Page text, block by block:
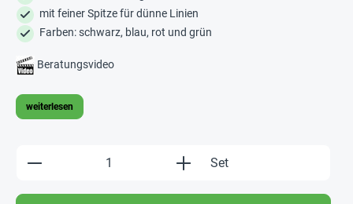
mit feiner Spitze für dünne Linien
Farben: schwarz, blau, rot und grün
Beratungsvideo
weiterlesen
Produkt Anzahl: Gib den gewünschten
Set